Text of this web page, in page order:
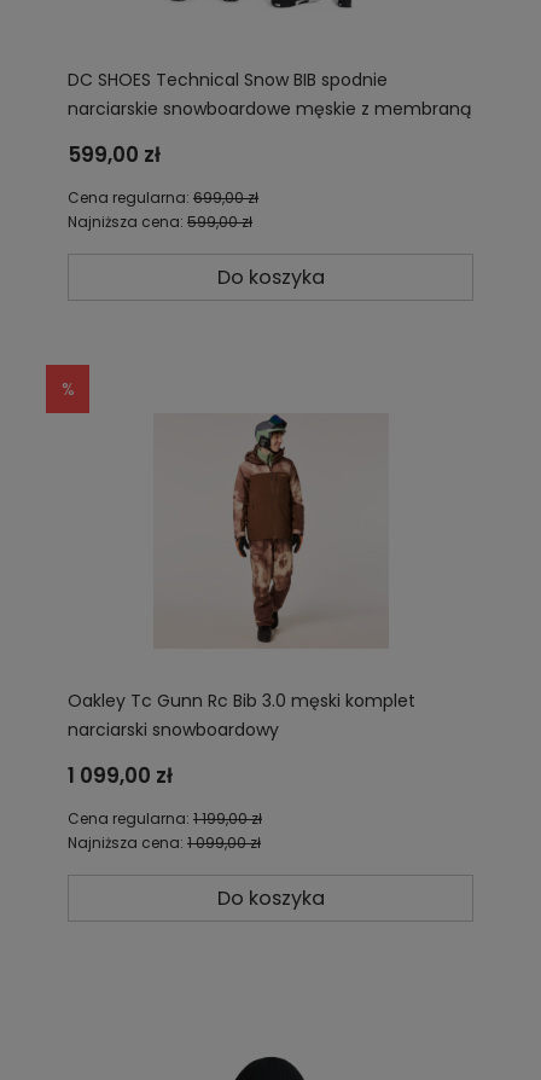
DC SHOES Technical Snow BIB spodnie
narciarskie snowboardowe męskie z membraną
599,00 zł
Cena regularna: 699,00 zł
Najniższa cena: 599,00 zł
Do koszyka
Oakley Tc Gunn Rc Bib 3.0 męski komplet
narciarski snowboardowy
1 099,00 zł
Cena regularna: 1 199,00 zł
Najniższa cena: 1 099,00 zł
Do koszyka